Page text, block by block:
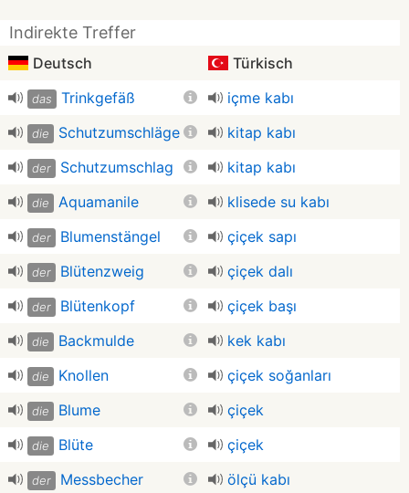
Indirekte Treffer
Deutsch Türkisch
das Trinkgefäß içme kabı
die Schutzumschläge kitap kabı
der Schutzumschlag kitap kabı
die Aquamanile klisede su kabı
der Blumenstängel çiçek sapı
der Blütenzweig çiçek dalı
der Blütenkopf çiçek başı
die Backmulde kek kabı
die Knollen çiçek soğanları
die Blume çiçek
die Blüte çiçek
der Messbecher ölçü kabı